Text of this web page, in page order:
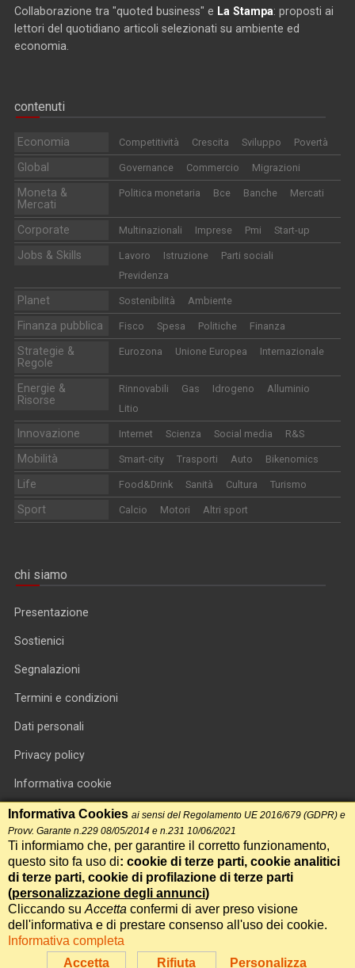
Collaborazione tra "quoted business" e La Stampa: proposti ai
lettori del quotidiano articoli selezionati su ambiente ed
economia.
contenuti
Economia Competitività Crescita Sviluppo Povertà
Global Governance Commercio Migrazioni
Moneta &
Mercati
Politica monetaria Bce Banche Mercati
Corporate Multinazionali Imprese Pmi Start-up
Jobs & Skills Lavoro Istruzione
Parti sociali
Previdenza
Planet Sostenibilità Ambiente
Finanza pubblica Fisco Spesa Politiche Finanza
Strategie &
Regole
Eurozona Unione Europea Internazionale
Energie &
Risorse
Rinnovabili Gas Idrogeno
Alluminio
Litio
Innovazione Internet Scienza Social media R&S
Mobilità Smart-city Trasporti Auto Bikenomics
Life Food&Drink Sanità Cultura Turismo
Sport Calcio Motori Altri sport
chi siamo
Presentazione
Sostienici
Segnalazioni
Termini e condizioni
Dati personali
Privacy policy
Informativa cookie
RSS feed
RSS Top News
Contatti
International Communication S.r.l. • P.IVA 14478081004 • Testata
giornalistica n.191, reg. Tribunale di Roma del 14/12/2017
Powered byItala
Accetta Rifiuta Personalizza
Informativa Cookies ai sensi del Regolamento UE 2016/679 (GDPR) e
Provv. Garante n.229 08/05/2014 e n.231 10/06/2021
Ti informiamo che, per garantire il corretto funzionamento,
questo sito fa uso di: cookie di terze parti, cookie analitici
di terze parti, cookie di profilazione di terze parti
(personalizzazione degli annunci)
Cliccando su Accetta confermi di aver preso visione
dell'informativa e di prestare consenso all'uso dei cookie.
Informativa completa